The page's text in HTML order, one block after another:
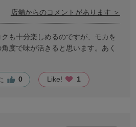
店舗からのコメントがあります ＞
も十分楽しめるのですが、モカを
度で味が活きると思います。あく
0 Like! 1